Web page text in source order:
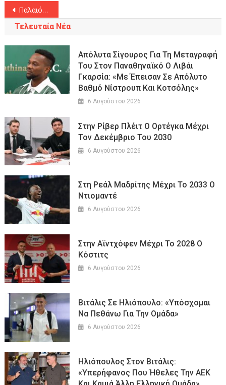
Πλοήγηση
άρθρων
Παλαιότερα άρθρα
Τελευταία Νέα
Απόλυτα Σίγουρος Για Τη Μεταγραφή
Του Στον Παναθηναϊκό Ο Λιβάι
Γκαρσία: «Με Έπεισαν Σε Απόλυτο
Βαθμό Νίστρουπ Και Κοτσόλης»
6 Αυγούστου 2026
Στην Ρίβερ Πλέιτ Ο Ορτέγκα Μέχρι
Τον Δεκέμβριο Του 2030
6 Αυγούστου 2026
Στη Ρεάλ Μαδρίτης Μέχρι Το 2033 Ο
Ντιομαντέ
6 Αυγούστου 2026
Στην Αϊντχόφεν Μέχρι Το 2028 Ο
Κόστιτς
6 Αυγούστου 2026
Bιτάλις Σε Ηλιόπουλο: «Υπόσχομαι
Να Πεθάνω Για Την Ομάδα»
6 Αυγούστου 2026
Ηλιόπουλος Στον Βιτάλις:
«Υπερήφανος Που Ήθελες Την ΑΕΚ